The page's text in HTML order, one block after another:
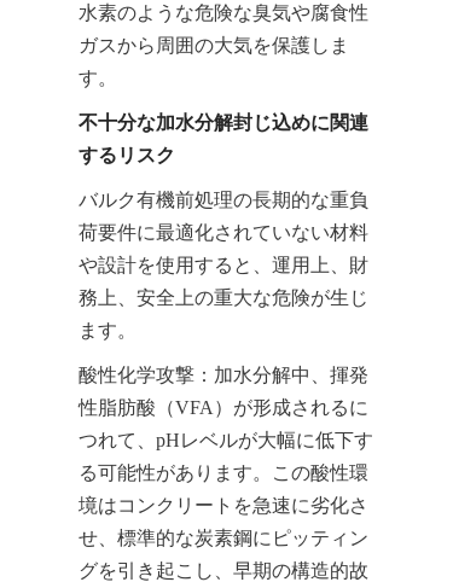
水素のような危険な臭気や腐食性
ガスから周囲の大気を保護しま
す。
不十分な加水分解封じ込めに関連
するリスク
バルク有機前処理の長期的な重負
荷要件に最適化されていない材料
や設計を使用すると、運用上、財
務上、安全上の重大な危険が生じ
ます。
酸性化学攻撃：加水分解中、揮発
性脂肪酸（VFA）が形成されるに
つれて、pHレベルが大幅に低下す
る可能性があります。この酸性環
境はコンクリートを急速に劣化さ
せ、標準的な炭素鋼にピッティン
グを引き起こし、早期の構造的故